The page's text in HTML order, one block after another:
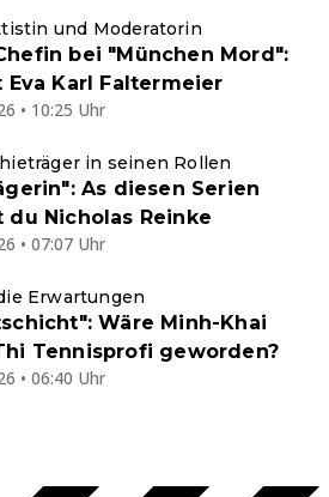
und Moderatorin
bei "München Mord":
Eva Karl Faltermeier
• 10:25 Uhr
in seinen Rollen
As diesen Serien
du Nicholas Reinke
• 07:07 Uhr
Erwartungen
Wäre Minh-Khai
Tennisprofi geworden?
• 06:40 Uhr